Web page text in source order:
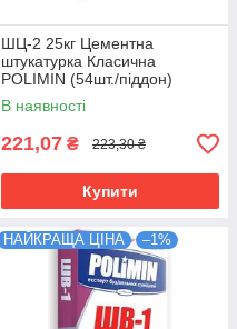
ШЦ-2 25кг Цементна
штукатурка Класична
POLIMIN (54шт./піддон)
В наявності
221,07 ₴ 223,30 ₴
Купити
НАЙКРАЩА ЦІНА –1%